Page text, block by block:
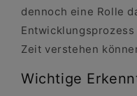
dennoch eine Rolle
Zeit verstehen
Wichtige